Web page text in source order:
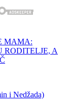
MAMA:
A
i Nedžada)